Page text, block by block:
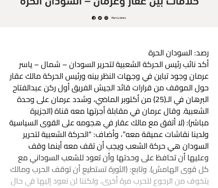
رصد: السودان الحرة
أكد نائب رئيس الحركة الشعبية لتحرير السودان – شمال – ياسر
عرمان وجود تباين في وجهات النظر بينه ورئيس الحركة مالك عقار
حول الموقف من قرارات قائد الجيش الفريق أول ركن عبدالفتاح
البرهان في الـ(25) من أكتوبر الماضي، وشدد عرمان على وحدة
الشعبية. وقال عرمان في مقابلة أجرتها معه قناة (الجزيرة
مباشر): (لا أتفق مع مالك عقار في هجومه على القوى السياسية
ولدينا نقاشات عميقة معه”، وأضاف: “الحركة الشعبية لتحرير
السودان هي حركة الشعب ويجب أن تقف معه أينما وقف
وعليها أن تحافظ على وحدتها وأن تعود للشعب السوداني مع
كل قوى الهامش). وتابع: (الثورة تستطيع أن توقف الحرب ومالك
يتخوف من الرجوع للحرب مرة أخرى، ولكننا لن نعود إليها في حال